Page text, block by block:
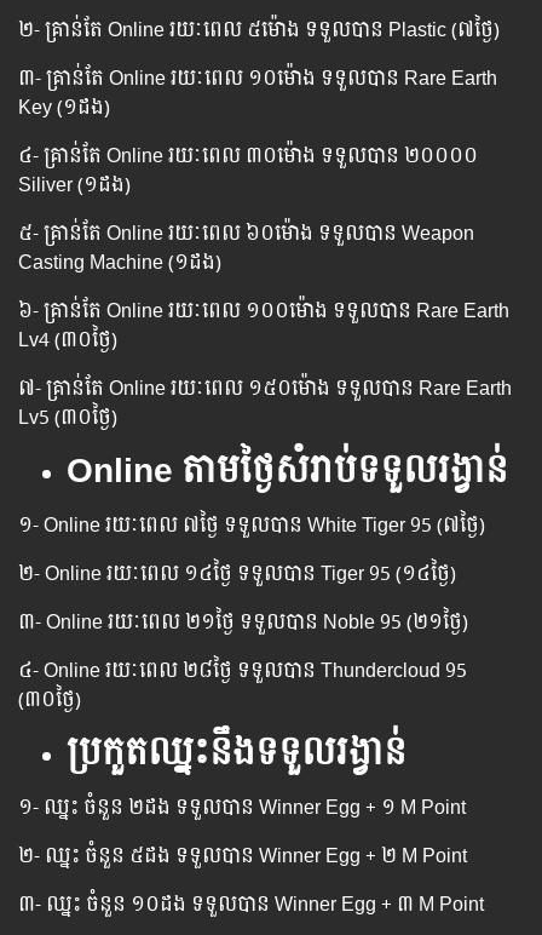
២- គ្រាន់តែ Online រយៈពេល ​៥ម៉ោង ​ទទួល​បាន Plastic (៧ថ្ងៃ)
៣- គ្រាន់តែ Online​ រយៈពេល​ ១០ម៉ោង ទទួល​បាន Rare Earth
Key (១ដង)
៤- គ្រាន់តែ Online រយៈពេល​ ៣០ម៉ោង ទទួលបាន ២០០០០​
Siliver (១ដង)
៥- គ្រាន់តែ Online រយៈពេល ៦០​ម៉ោង ទទួល​បាន Weapon
Casting Machine (១ដង)
៦- គ្រាន់តែ Online រយៈពេល​ ១០០ម៉ោង ទទួល​បាន Rare Earth
Lv4 (៣០ថ្ងៃ)
៧- គ្រាន់តែ Online រយៈពេល​ ១៥០ម៉ោង ទទួល​បាន Rare Earth
Lv5 (៣០ថ្ងៃ)
Online តាមថ្ងៃសំរាប់ទទួលរង្វាន់
១- Online រយៈពេល​ ៧ថ្ងៃ ទទួល​បាន White Tiger 95 (៧ថ្ងៃ)
២- Online រយៈពេល​ ១៤ថ្ងៃ ទទួល​បាន Tiger 95 (១៤ថ្ងៃ)
៣- Online រយៈពេល​ ២១ថ្ងៃ ទទួល​បាន Noble 95 (២១ថ្ងៃ)
៤- Online រយៈពេល​ ២៨ថ្ងៃ ទទួល​បាន Thundercloud 95
(៣០ថ្ងៃ)
ប្រកួតឈ្នះនឹងទទួលរង្វាន់
១- ឈ្នះ ចំនួន ២ដង ទទួល​បាន Winner Egg​ + ១ M Point
២- ឈ្នះ ចំនួន ៥ដង ទទួល​បាន Winner Egg​ + ២ M Point
៣- ឈ្នះ ចំនួន ១០ដង ទទួល​បាន Winner Egg​ + ៣ M Point